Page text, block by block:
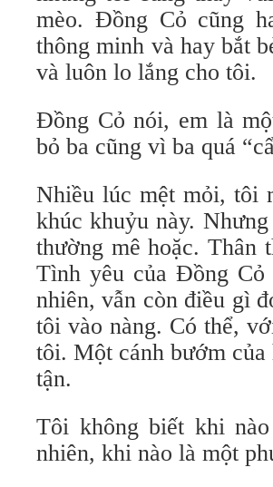
mèo. Đồng Cỏ cũng
thông minh và hay bắt
và luôn lo lắng cho tôi.
Đồng Cỏ nói, em là
bỏ ba cũng vì ba quá
Nhiều lúc mệt mỏi, tôi
khúc khuỷu này.
thường mê hoặc. Thân
Tình yêu của Đồng
nhiên, vẫn còn điều gì
tôi vào nàng. Có thể,
tôi. Một cánh bướm của
tận.
Tôi không biết khi
nhiên, khi nào là một